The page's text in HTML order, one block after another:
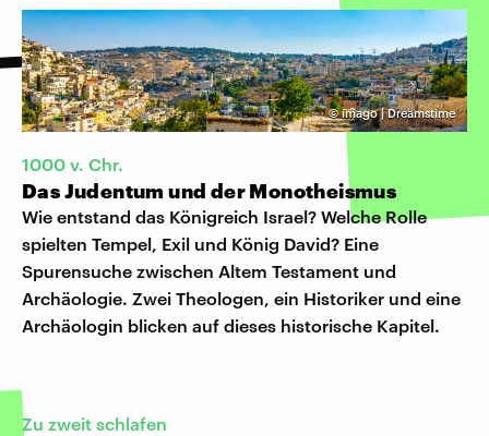
©imago | Dreamstime
1000 v. Chr.
Das Judentum und der Monotheismus
Wie entstand das Königreich Israel? Welche Rolle
spielten Tempel, Exil und König David? Eine
Spurensuche zwischen Altem Testament und
Archäologie. Zwei Theologen, ein Historiker und eine
Archäologin blicken auf dieses historische Kapitel.
Zu zweit schlafen